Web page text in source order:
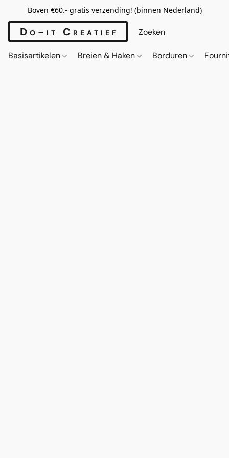
Boven €60.- gratis verzending! (binnen Nederland)
Do-it Creatief
Basisartikelen Breien & Haken Borduren